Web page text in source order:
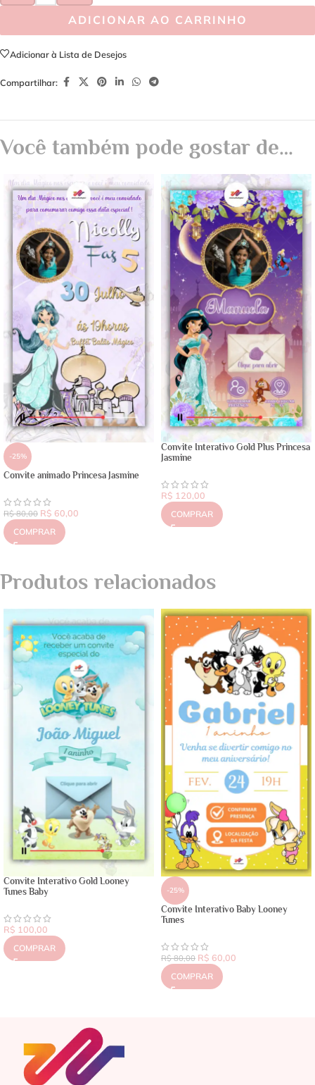
ADICIONAR AO CARRINHO
Adicionar à Lista de Desejos
Compartilhar:
Você também pode gostar de…
-25%
Convite animado Princesa Jasmine
R$80,00 R$ 60,00
COMPRAR
Convite Interativo Gold Plus Princesa
Jasmine
R$ 120,00
COMPRAR
Produtos relacionados
Convite Interativo Gold Looney
Tunes Baby
R$ 100,00
COMPRAR
-25%
Convite Interativo Baby Looney
Tunes
R$80,00 R$ 60,00
COMPRAR